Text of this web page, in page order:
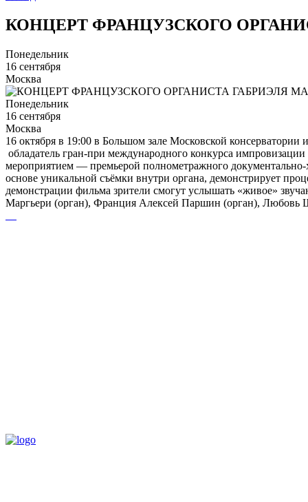
КОНЦЕРТ ФРАНЦУЗСКОГО
Понедельник
16 сентября
Москва
Понедельник
16 сентября
Москва
16 октября в 19:00 в Большом зале Московской
обладатель гран-при международного конкурса
мероприятием — премьерой полнометражного
основе уникальной съёмки внутри органа, демонстрирует
демонстрации фильма зрители смогут услышать «живое»
Маргьери (орган), Франция Алексей Паршин (орган), Любовь